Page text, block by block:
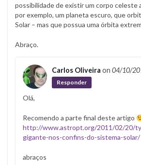
possibilidade de existir um corpo celeste
por exemplo, um planeta escuro, que
Solar – mas que possua uma órbita
Abraço.
Carlos Oliveira on 04/10/
Responder
Olá,
Recomendo a parte final deste artigo
http://www.astropt.org/2011/02/20/
gigante-nos-confins-do-sistema-solar/
abraços